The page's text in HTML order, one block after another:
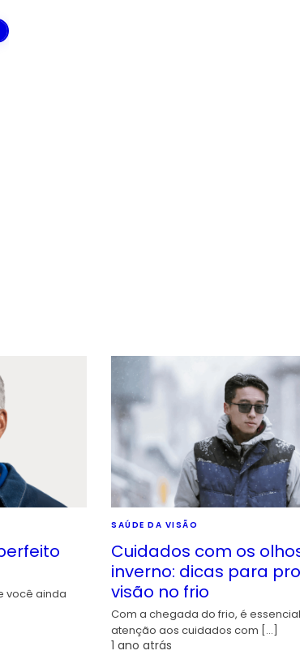
você ainda
SAÚDE DA VISÃO
Cuidados com os
inverno: dicas para
visão no frio
Com a chegada do frio, é
atenção aos cuidados com […]
1 ano atrás